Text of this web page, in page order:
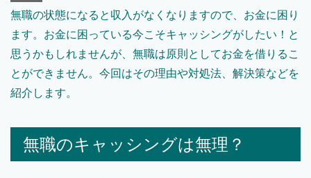
無職の状態になると収入がなくなりますので、お金に困り
ます。お金に困っている今こそキャッシングがしたい！と
思うかもしれませんが、無職は原則としてお金を借りるこ
とができません。今回はその理由や対処法、解決策などを
紹介します。
無職のキャッシングは無理？